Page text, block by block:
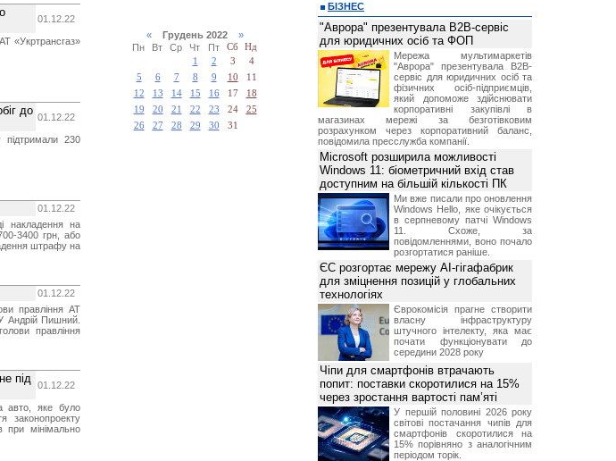
01.12.22
«Укртрансгаз»
до 01.12.22
підтримали 230
01.12.22
накладення на
3400 грн, або
штрафу на
01.12.22
правління АТ
Андрій Пишний.
правління
під 01.12.22
авто, яке було
законопроекту
при мінімально
«Грудень 2022 »
Пн
Вт Ср Чт Пт Сб
Нд
1
2 3
4
5
6 7 8 9 10
11
12
13 14 15 16 17
18
19
20 21 22 23 24
25
26
27 28 29 30 31
БІЗНЕС
"Аврора" презентувала B2B-сервіс
для юридичних осіб та ФОП
Мережа мультимаркетів
"Аврора" презентувала B2B-
сервіс для юридичних осіб та
фізичних осіб-підприємців,
який допоможе здійснювати
корпоративні закупівлі в
магазинах мережі за безготівковим
розрахунком через корпоративний баланс,
повідомила пресслужба компанії.
Microsoft розширила можливості
Windows 11: біометричний вхід став
доступним на більшій кількості ПК
Ми вже писали про оновлення
Windows Hello, яке очікується
в серпневому патчі Windows
11. Схоже, за
повідомленнями, воно почало
розгортатися раніше.
ЄС розгортає мережу AI-гігафабрик
для зміцнення позицій у глобальних
технологіях
Єврокомісія прагне створити
власну інфраструктуру
штучного інтелекту, яка має
почати функціонувати до
середини 2028 року
Чіпи для смартфонів втрачають
попит: поставки скоротилися на 15%
через зростання вартості пам’яті
У першій половині 2026 року
світові постачання чипів для
смартфонів скоротилися на
15% порівняно з аналогічним
періодом торік.